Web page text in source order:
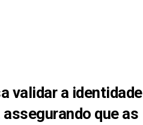
validar a identidade
que as